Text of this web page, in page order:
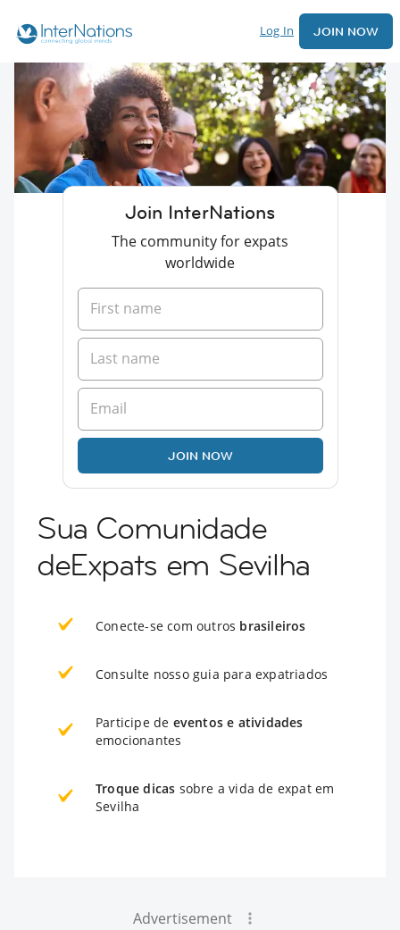
Log In JOIN NOW
Join InterNations
The community for expats
worldwide
JOIN NOW
Sua Comunidade
deExpats em Sevilha
Conecte-se com outros brasileiros
Consulte nosso guia para expatriados
Participe de eventos e atividades
emocionantes
Troque dicas sobre a vida de expat em
Sevilha
Advertisement